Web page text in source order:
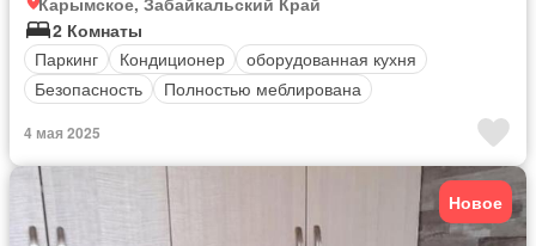
2 Комнаты
Паркинг
Кондиционер
оборудованная кухня
Безопасность
Полностью меблирована
4 мая 2025
Новое